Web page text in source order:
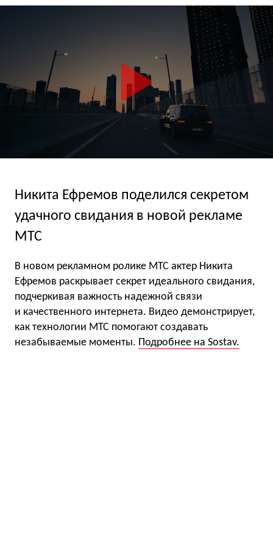
Никита Ефремов поделился секретом
удачного свидания в новой рекламе
МТС
В новом рекламном ролике МТС актер Никита
Ефремов раскрывает секрет идеального свидания,
подчеркивая важность надежной связи
и качественного интернета. Видео демонстрирует,
как технологии МТС помогают создавать
незабываемые моменты. Подробнее на Sostav.